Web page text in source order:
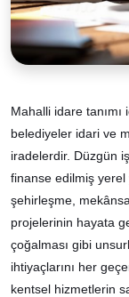
Mahalli idare
belediyeler idari ve
iradelerdir. Düzgün
finanse edilmiş yerel
şehirleşme,
projelerinin hayata
çoğalması gibi
ihtiyaçlarını her
kentsel hizmetlerin